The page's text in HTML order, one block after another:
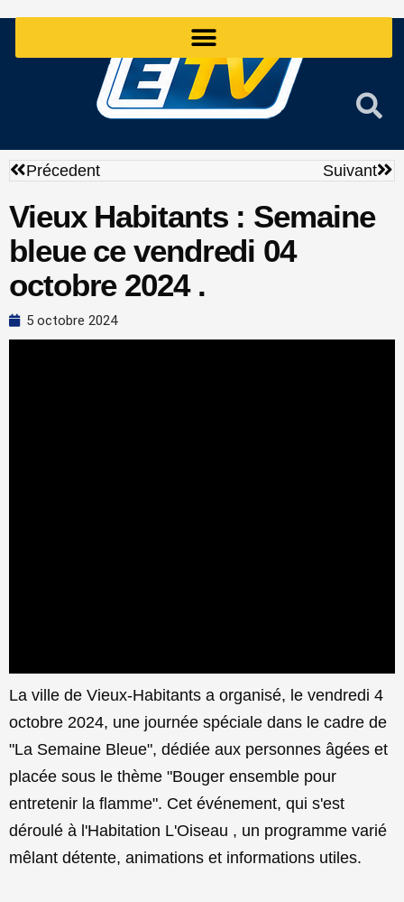
Précédent
Précedent Suivant
Vieux Habitants : Semaine
bleue ce vendredi 04
octobre 2024 .
5 octobre 2024
La ville de Vieux-Habitants a organisé, le vendredi 4
octobre 2024, une journée spéciale dans le cadre de
"La Semaine Bleue", dédiée aux personnes âgées et
placée sous le thème "Bouger ensemble pour
entretenir la flamme". Cet événement, qui s'est
déroulé à l'Habitation L'Oiseau , un programme varié
mêlant détente, animations et informations utiles.